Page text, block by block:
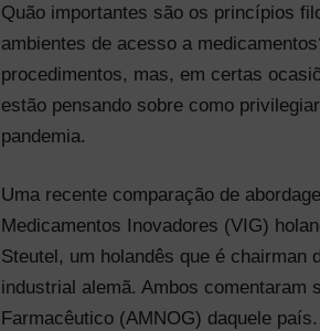
Quão importantes são os princípios
ambientes de acesso a
procedimentos, mas, em certas
estão pensando sobre como
pandemia.
Uma recente comparação de
Medicamentos Inovadores (VIG)
Steutel, um holandês que é
industrial alemã. Ambos comentaram
Farmacêutico (AMNOG) daquele país.